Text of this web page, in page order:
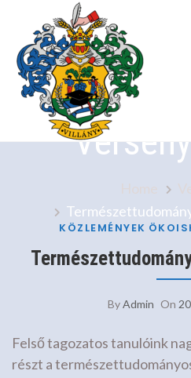
content
KÖZLEMÉNYEK
ByAdmin On
Felső tagozatos tanulóink
részt a